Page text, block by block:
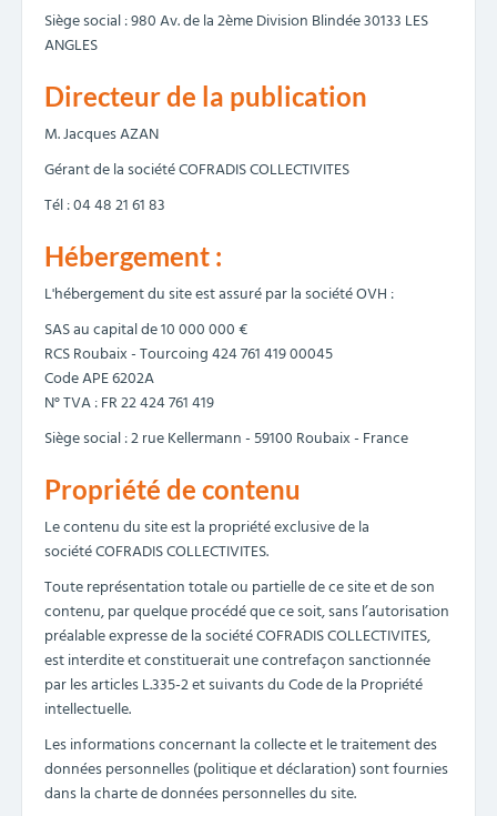
Siège social : 980 Av. de la 2ème Division Blindée 30133 LES
ANGLES
Directeur de la publication
M. Jacques AZAN
Gérant de la société COFRADIS COLLECTIVITES
Tél : 04 48 21 61 83
Hébergement :
L'hébergement du site est assuré par la société OVH :
SAS au capital de 10 000 000 €
RCS Roubaix - Tourcoing 424 761 419 00045
Code APE 6202A
N° TVA : FR 22 424 761 419
Siège social : 2 rue Kellermann - 59100 Roubaix - France
Propriété de contenu
Le contenu du site est la propriété exclusive de la
société COFRADIS COLLECTIVITES.
Toute représentation totale ou partielle de ce site et de son
contenu, par quelque procédé que ce soit, sans l’autorisation
préalable expresse de la société COFRADIS COLLECTIVITES,
est interdite et constituerait une contrefaçon sanctionnée
par les articles L.335-2 et suivants du Code de la Propriété
intellectuelle.
Les informations concernant la collecte et le traitement des
données personnelles (politique et déclaration) sont fournies
dans la charte de données personnelles du site.